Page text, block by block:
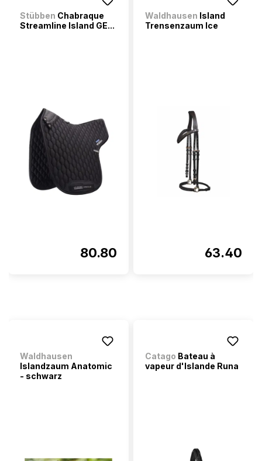
Stübben Chabraque
Streamline Island GE...
80.80
Waldhausen Island
Trensenzaum Ice
63.40
Waldhausen
Islandzaum Anatomic
- schwarz
Catago Bateau à
vapeur d'Islande Runa